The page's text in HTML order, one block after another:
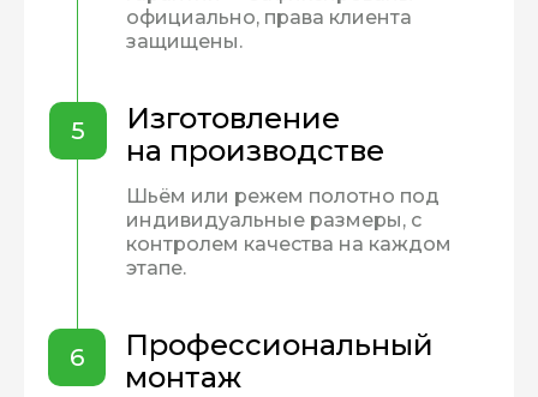
официально, права клиента
защищены.
5
Изготовление
на производстве
Шьём или режем полотно под
индивидуальные размеры, с
контролем качества на каждом
этапе.
6
Профессиональный
монтаж